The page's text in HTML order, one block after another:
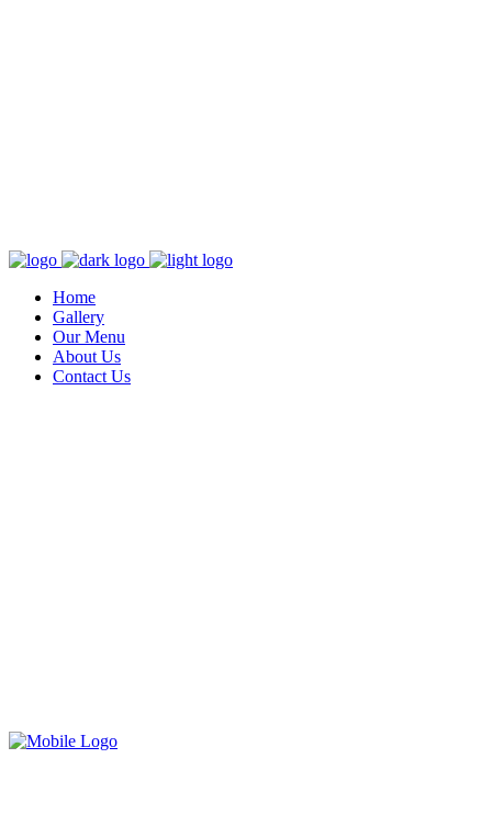
Home
Gallery
Our Menu
About Us
Contact Us